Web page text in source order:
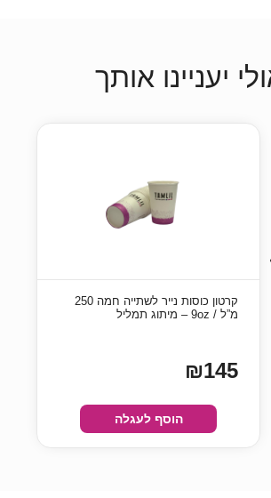
יעניינו אותך
קרטון כוסות נייר לשתייה חמה 250
מ”ל / 9oz – מיתוג תמליל
₪145
הוסף לעגלה